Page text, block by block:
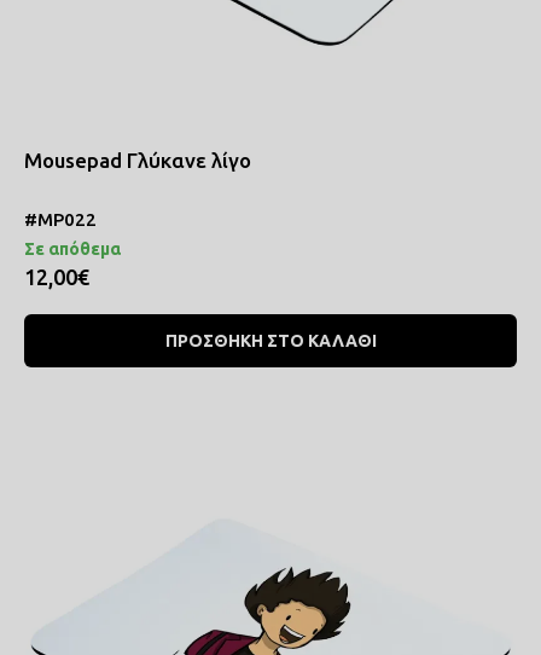
Mousepad Γλύκανε λίγο
#MP022
Σε απόθεμα
12,00€
ΠΡΟΣΘΗΚΗ ΣΤΟ ΚΑΛΑΘΙ